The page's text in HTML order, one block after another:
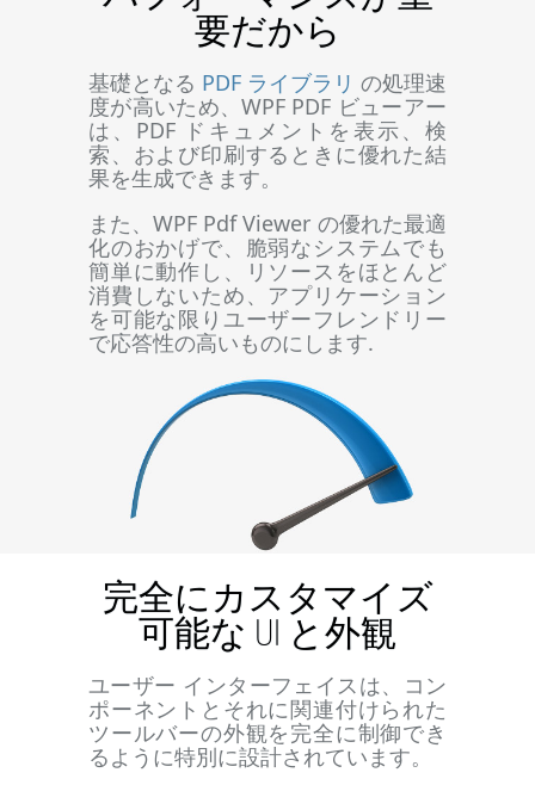
要だから
基礎となる PDF ライブラリ の処理速
度が高いため、WPF PDF ビューアー
は、PDF ドキュメントを表示、検
索、および印刷するときに優れた結
果を生成できます。
また、WPF Pdf Viewer の優れた最適
化のおかげで、脆弱なシステムでも
簡単に動作し、リソースをほとんど
消費しないため、アプリケーション
を可能な限りユーザーフレンドリー
で応答性の高いものにします.
完全にカスタマイズ
可能な UI と外観
ユーザー インターフェイスは、コン
ポーネントとそれに関連付けられた
ツールバーの外観を完全に制御でき
るように特別に設計されています。